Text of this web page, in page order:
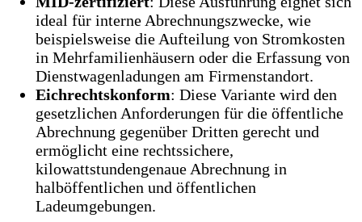
ideal für interne Abrechnungszwecke, wie
beispielsweise die Aufteilung von Stromkosten
in Mehrfamilienhäusern oder die Erfassung von
Dienstwagenladungen am Firmenstandort.
Eichrechtskonform: Diese Variante wird den
gesetzlichen Anforderungen für die öffentliche
Abrechnung gegenüber Dritten gerecht und
ermöglicht eine rechtssichere,
kilowattstundengenaue Abrechnung in
halböffentlichen und öffentlichen
Ladeumgebungen.